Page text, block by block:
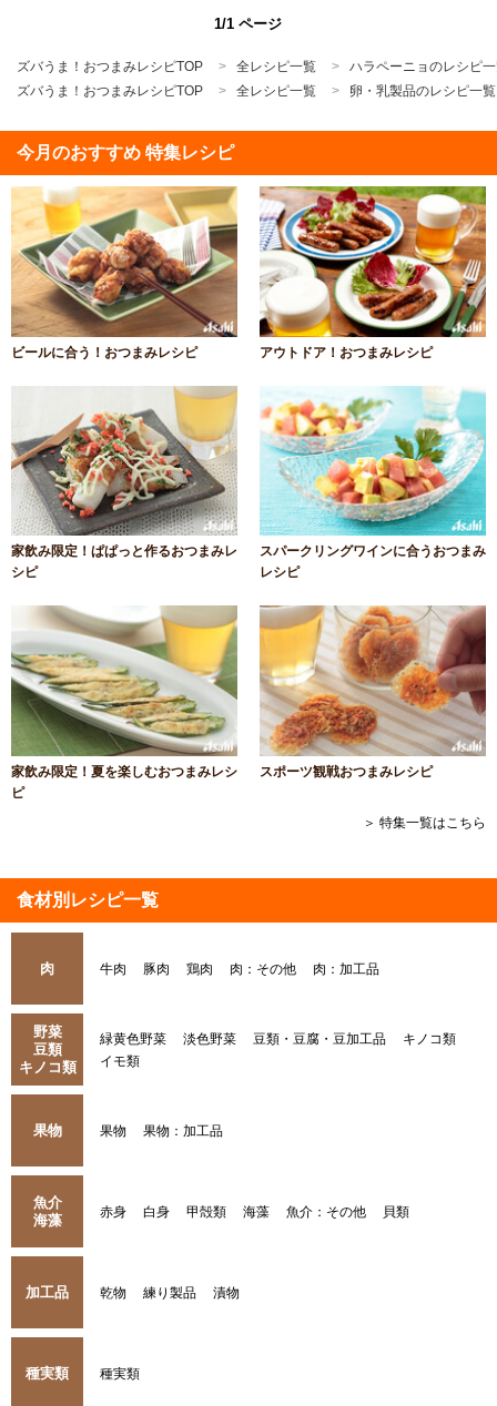
1/1 ページ
ズバうま！おつまみレシピTOP 全レシピ一覧
ハラペーニョのレシピ
ズバうま！おつまみレシピTOP
全レシピ一覧 卵・乳製品のレシピ一覧
今月のおすすめ 特集レシピ
ビールに合う！おつまみレシピ アウトドア！おつまみレシピ
家飲み限定！ぱぱっと作るおつまみレ
シピ
スパークリングワインに合うおつまみ
レシピ
家飲み限定！夏を楽しむおつまみレシ
ピ
スポーツ観戦おつまみレシピ
＞ 特集一覧はこちら
食材別レシピ一覧
肉 牛肉 豚肉 鶏肉 肉：その他 肉：加工品
野菜
豆類
キノコ類
緑黄色野菜 淡色野菜 豆類・豆腐・豆加工品
キノコ類
イモ類
果物 果物 果物：加工品
魚介
海藻
赤身 白身 甲殻類 海藻 魚介：その他 貝類
加工品 乾物 練り製品 漬物
種実類 種実類